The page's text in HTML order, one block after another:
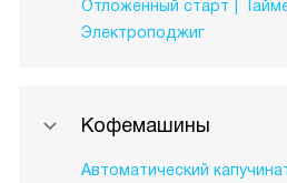
Отложенный старт
Электроподжиг
Кофемашины
Автоматический